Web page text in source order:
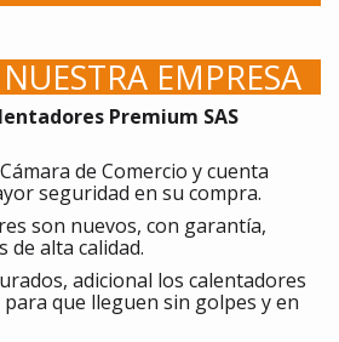
EMPRESA
Premium SAS
de Comercio y cuenta
seguridad en su compra.
son nuevos, con garantía,
de alta calidad.
adicional los calentadores
que lleguen sin golpes y en